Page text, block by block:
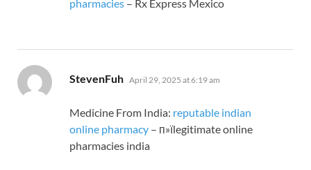
pharmacies – Rx Express Mexico
StevenFuh says:
April 29, 2025 at 6:19 am
Medicine From India: reputable indian
online pharmacy – п»їlegitimate online
pharmacies india